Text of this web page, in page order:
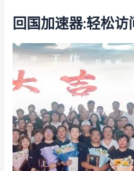
回国加速器:轻松访